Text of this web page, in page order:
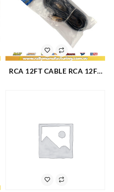
RCA 12FT CABLE RCA 12FT